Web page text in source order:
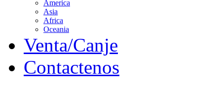
America
Asia
Africa
Oceania
Venta/Canje
Contactenos